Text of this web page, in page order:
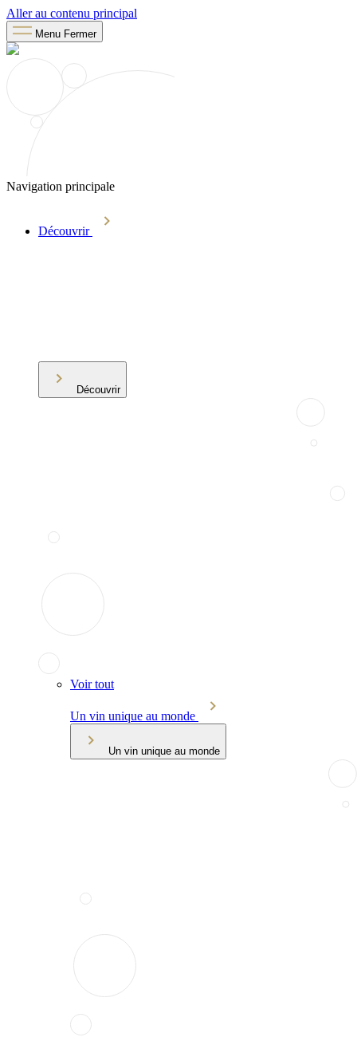
Aller au contenu principal
Menu Fermer
Navigation principale
Découvrir
Découvrir
Voir tout
Un vin unique au monde
Un vin unique au monde